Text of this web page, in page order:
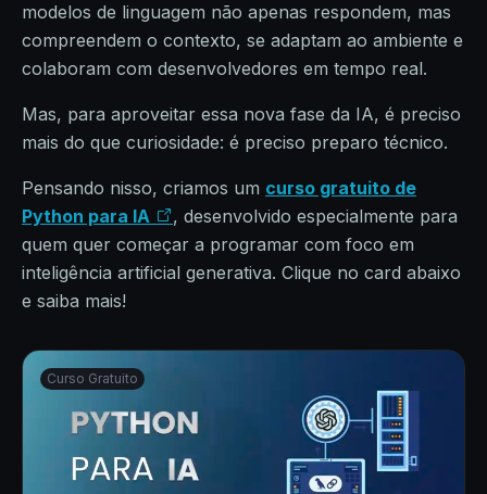
modelos de linguagem não apenas respondem, mas
compreendem o contexto, se adaptam ao ambiente e
colaboram com desenvolvedores em tempo real.
Mas, para aproveitar essa nova fase da IA, é preciso
mais do que curiosidade: é preciso preparo técnico.
Pensando nisso, criamos um curso gratuito de
Python para IA
, desenvolvido especialmente para
quem quer começar a programar com foco em
inteligência artificial generativa. Clique no card abaixo
e saiba mais!
Curso Gratuito